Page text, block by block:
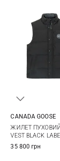
3XL
CANADA GOOSE
ЖИЛЕТ ПУХОВИЙ
VEST BLACK
35 800 грн